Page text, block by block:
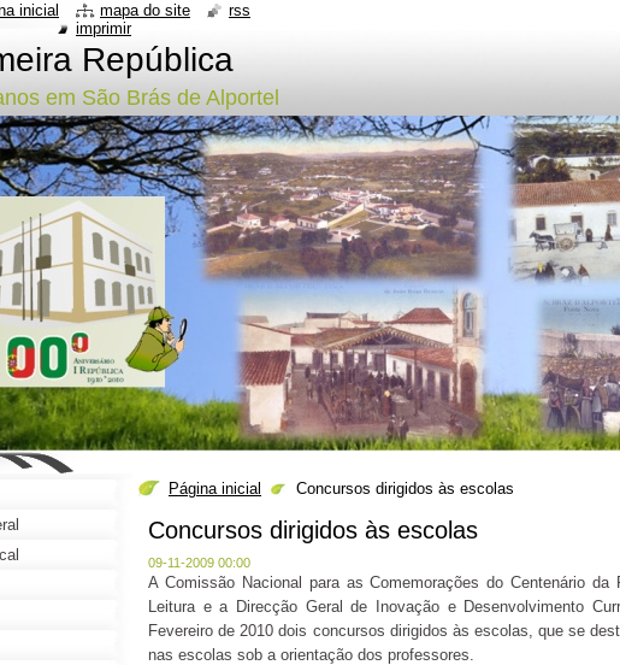
República
em São Brás de Alportel
Página inicial Concursos dirigidos às escolas
Concursos dirigidos às escolas
09-11-2009 00:00
A Comissão Nacional para as Comemorações do Centenário
Leitura e a Direcção Geral de Inovação e Desenvolvimento
Fevereiro de 2010 dois concursos dirigidos às escolas, que se
nas escolas sob a orientação dos professores.
inicial mapa do site
rss
imprimir